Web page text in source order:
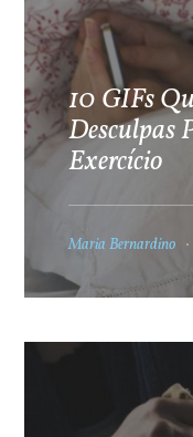
10 GIFs
Desculpas
Exercício
Maria Bernardino